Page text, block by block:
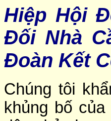
Hiệp Hội
Đối Nhà
Đoàn Kết
Chúng tôi
khủng bố